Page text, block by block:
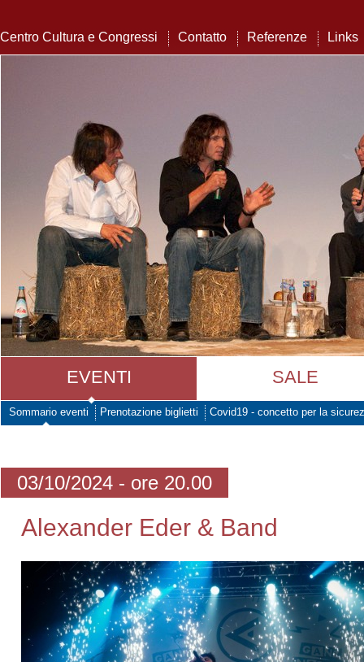
Centro Cultura e Congressi Contatto Referenze Links
EVENTI SALE
Sommario eventi Prenotazione biglietti Covid19 - concetto per la
03/10/2024 - ore 20.00
Alexander Eder & Band